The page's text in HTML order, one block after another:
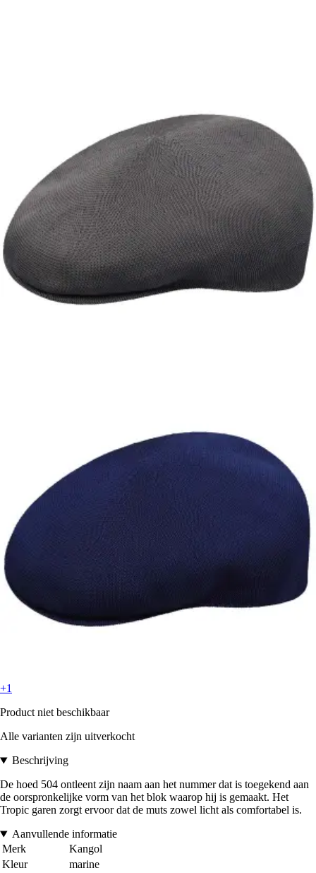
+1
Product niet beschikbaar
Alle varianten zijn uitverkocht
Beschrijving
De hoed 504 ontleent zijn naam aan het nummer dat is toegekend aan
de oorspronkelijke vorm van het blok waarop hij is gemaakt. Het
Tropic garen zorgt ervoor dat de muts zowel licht als comfortabel is.
Aanvullende informatie
Merk
Kangol
Kleur
marine